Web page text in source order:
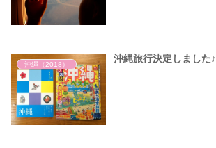
沖縄（2018）
沖縄旅行決定しました♪